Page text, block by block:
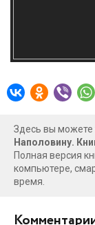
Здесь вы можете
Наполовину.
Полная версия
компьютере,
время.